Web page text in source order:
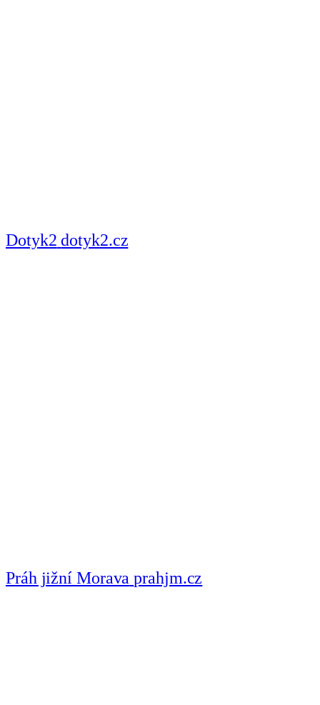
Dotyk2 dotyk2.cz
Práh jižní Morava prahjm.cz